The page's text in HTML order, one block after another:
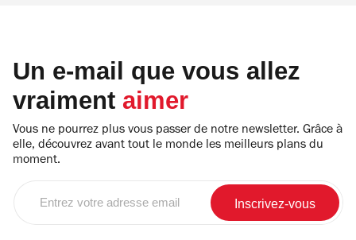
Un e-mail que vous allez
vraiment aimer
Vous ne pourrez plus vous passer de notre newsletter. Grâce à
elle, découvrez avant tout le monde les meilleurs plans du
moment.